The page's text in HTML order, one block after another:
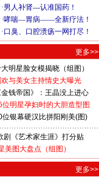
更多>>
明星脸女模揭晓（组图）
与美女主持情史大曝光
金钱帝国》：王晶没上进心
位明星孕妇时的大胆造型图
位银幕硬汉比拼阳刚美(图)
剧《艺术家生涯》打分贴
图大盘点（组图）
更多>>